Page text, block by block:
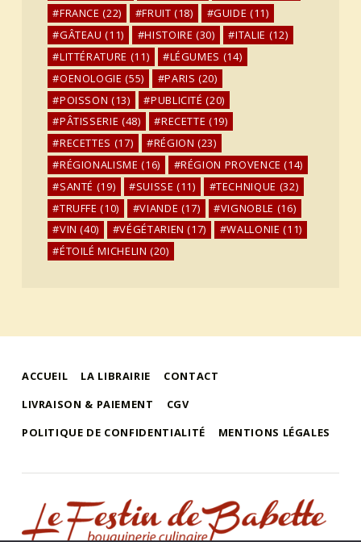
FRANCE (22) FRUIT (18) GUIDE (11)
GÂTEAU (11) HISTOIRE (30) ITALIE (12)
LITTÉRATURE (11) LÉGUMES (14)
OENOLOGIE (55) PARIS (20)
POISSON (13) PUBLICITÉ (20)
PÂTISSERIE (48) RECETTE (19)
RECETTES (17) RÉGION (23)
RÉGIONALISME (16) RÉGION PROVENCE (14)
SANTÉ (19) SUISSE (11) TECHNIQUE (32)
TRUFFE (10) VIANDE (17) VIGNOBLE (16)
VIN (40) VÉGÉTARIEN (17) WALLONIE (11)
ÉTOILÉ MICHELIN (20)
ACCUEIL LA LIBRAIRIE
CONTACT
LIVRAISON & PAIEMENT
CGV
POLITIQUE DE CONFIDENTIALITÉ
MENTIONS LÉGALES
le festin de babette
"LE FESTIN DE BABETTE" – BOUQUINERIE GASTRONOMIQUE